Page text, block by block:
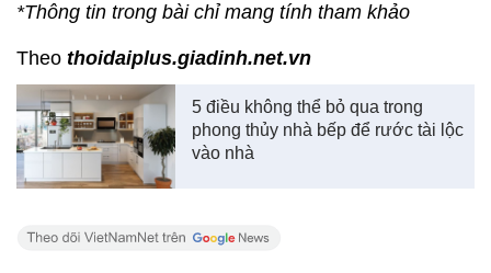
*Thông tin trong bài chỉ mang tính tham khảo
Theo thoidaiplus.giadinh.net.vn
5 điều không thể bỏ qua trong
phong thủy nhà bếp để rước tài lộc
vào nhà